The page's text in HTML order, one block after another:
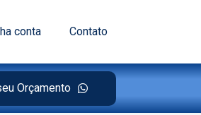
conta Contato
Orçamento